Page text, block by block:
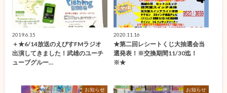
2019.6.15
＋★6/14放送のえびすFMラジオ
出演してきました！武雄のユーチ
ューブグルー…
2020.11.16
★第二回レシートくじ大抽選会当
選発表！※交換期間11/30迄！
※★
お知らせ お知らせ